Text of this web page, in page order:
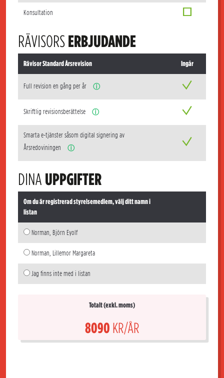
Konsultation
RÄVISORSERBJUDANDE
Rävisor Standard Årsrevision Ingår
Full revision en gång per år ⓘ
Skriftlig revisionsberättelse ⓘ
Smarta e-tjänster såsom digital signering av
Årsredoviningen
ⓘ
DINA UPPGIFTER
Om du är registrerad styrelsemedlem, välj ditt namn i
listan
Norman, Björn Eyolf
Norman, Lillemor Margareta
Jag finns inte med i listan
Totalt (exkl. moms)
8090 KR/ÅR